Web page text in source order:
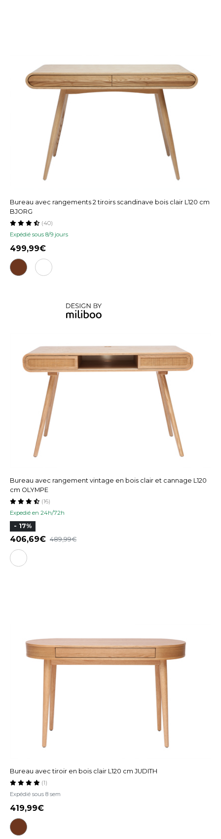
Bureau avec rangements 2 tiroirs scandinave bois clair L120 cm
BJORG
Expédié sous 8/9 jours
(40)
499,99
Bureau avec rangement vintage en bois clair et cannage L120
cm OLYMPE
Expedié en 24h/72h
(16)
- 17%
406,69 489,99
Bureau avec tiroir en bois clair L120 cm JUDITH
Expédié sous 8 sem
(1)
419,99